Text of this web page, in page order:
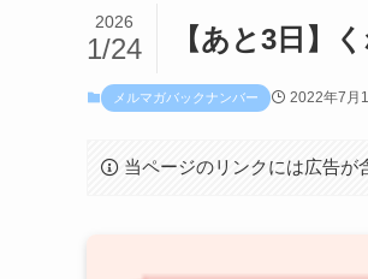
【あと3日】
2026
1/24
メルマガバックナンバー 2022年7月
当ページのリンクには広告が